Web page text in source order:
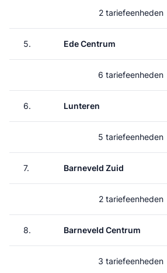
2 tariefeenheden
5. Ede Centrum
6 tariefeenheden
6. Lunteren
5 tariefeenheden
7. Barneveld Zuid
2 tariefeenheden
8. Barneveld Centrum
3 tariefeenheden